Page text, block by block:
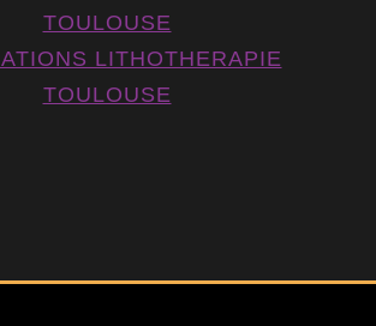
TOULOUSE
LITHOTHERAPIE
TOULOUSE